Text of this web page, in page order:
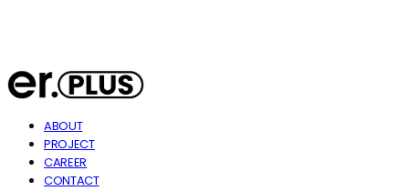
ABOUT
PROJECT
CAREER
CONTACT